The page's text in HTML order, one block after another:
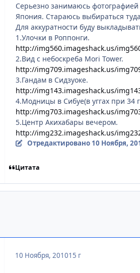
Серьезно занимаюсь
Япония. Стараюсь выбираться
Для аккуратности буду
1.Улочки в Роппонги.
http://img560.imageshack.us/
2.Вид с небоскреба Mori Tower.
http://img709.imageshack.us/
3.Гандам в Сидзуоке.
http://img143.imageshack.us/
4.Модницы в Сибуе(в уггах при 34
http://img703.imageshack.us/
5.Центр Акихабары вечером.
http://img232.imageshack.us/
Отредактировано 10 Ноября,
Цитата
10 Ноября, 201015 г